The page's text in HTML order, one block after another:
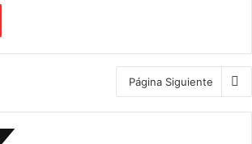
Página Siguiente